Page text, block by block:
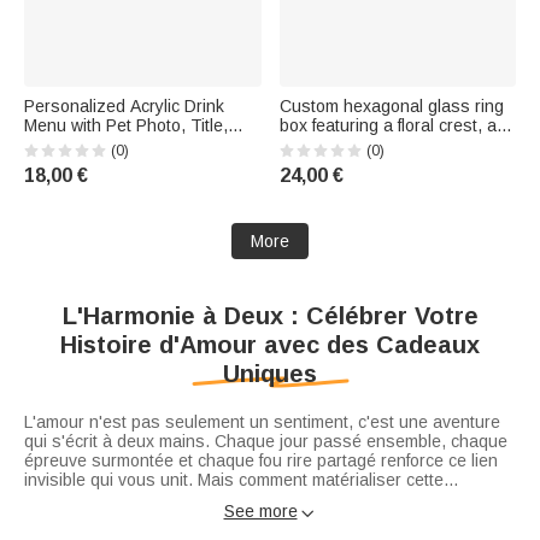
Personalized Acrylic Drink
Menu with Pet Photo, Title,
and Cocktail Recipes – Table
Decoration, Wedding Gift for
Couples and Newlyweds
(0)
18,00 €
Custom hexagonal glass ring
box featuring a floral crest, an
initial, and foam decorative
accents – A wedding, wedding
anniversary, or engagement
(0)
24,00 €
More
L'Harmonie à Deux : Célébrer Votre
Histoire d'Amour avec des Cadeaux
Uniques
L'amour n'est pas seulement un sentiment, c'est une aventure
qui s'écrit à deux mains. Chaque jour passé ensemble, chaque
épreuve surmontée et chaque fou rire partagé renforce ce lien
invisible qui vous unit. Mais comment matérialiser cette
sans tomber dans la routine ?
pour couplesest conçue pour célébrer le duo.
See more